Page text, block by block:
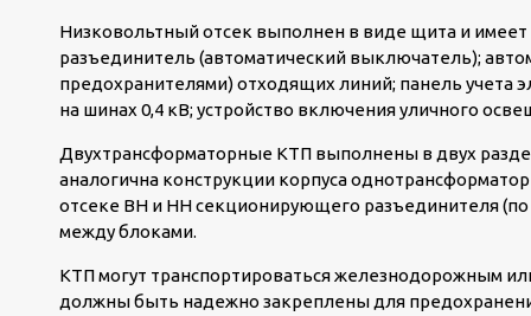
Низковольтный отсек выполнен в виде щита и
разъединитель (автоматический выключатель);
предохранителями) отходящих линий; панель учета
на шинах 0,4 кВ; устройство включения уличного
Двухтрансформаторные КТП выполнены в двух
аналогична конструкции корпуса
отсеке ВН и НН секционирующего разъединителя (по
между блоками.
КТП могут транспортироваться железнодорожным
должны быть надежно закреплены для